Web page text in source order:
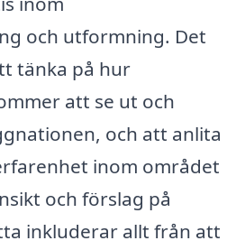
och utformning. Det
tänka på hur
att se ut och
och att anlita
inom området
och förslag på
inkluderar allt från att